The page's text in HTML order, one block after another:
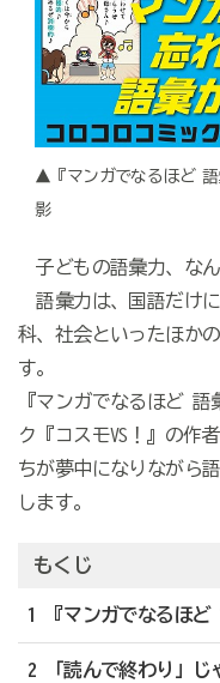
▲『マンガでなるほど
影
子どもの語彙力、な
語彙力は、国語だけ
科、社会といったほか
す。
『マンガでなるほど
ク『コスモVS！』の作
ちが夢中になりながら
します。
もくじ
1 『マンガでなるほど
2 「読んで終わり」